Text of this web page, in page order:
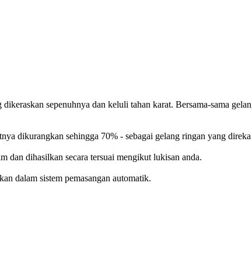
sepenuhnya dan keluli tahan karat. Bersama-sama
dikurangkan sehingga 70% - sebagai gelang ringan yang
dan dihasilkan secara tersuai mengikut lukisan anda.
dalam sistem pemasangan automatik.